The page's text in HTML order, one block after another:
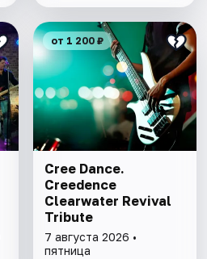
от 1 200 ₽
Cree Dance.
Creedence
Clearwater Revival
Tribute
7 августа 2026 •
пятница